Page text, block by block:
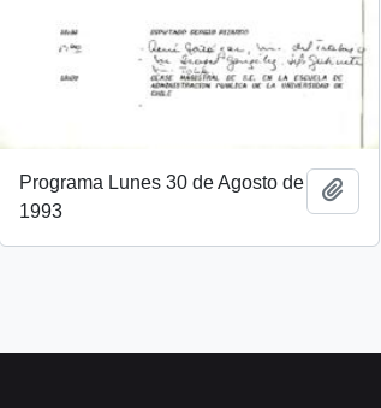
Programa Lunes 30 de Agosto de
1993